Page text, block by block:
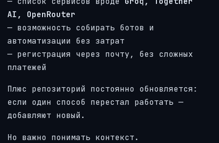
AI, OpenRouter
— возможность собирать ботов и
автоматизации без затрат
— регистрация через почту, без сложных
платежей
Плюс репозиторий постоянно обновляется:
если один способ перестал работать —
добавляют новый.
Но важно понимать контекст.